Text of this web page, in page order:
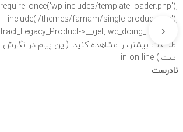
require_once('wp-includes/template-loader.php'),
include('/themes/farnam/single-product.php'),
اطلاعات بیشتر،
است.) in on line
نادرست
‹